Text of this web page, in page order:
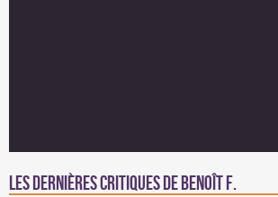
Les dernières critiques de Benoît F.